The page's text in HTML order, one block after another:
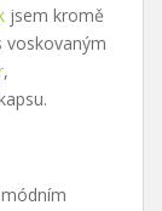
jsem kromě
voskovaným
,